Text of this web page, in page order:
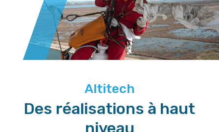
Altitech
Des réalisations à haut
niveau